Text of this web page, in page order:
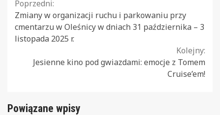
Continue
Reading
Poprzedni:
Zmiany w organizacji ruchu i parkowaniu przy
cmentarzu w Oleśnicy w dniach 31 października – 3
listopada 2025 r.
Kolejny:
Jesienne kino pod gwiazdami: emocje z Tomem
Cruise’em!
Powiązane wpisy